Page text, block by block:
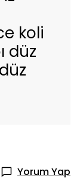
koli
düz
Yorum Yap